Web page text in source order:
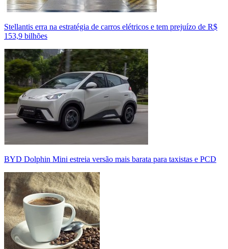
Stellantis erra na estratégia de carros elétricos e tem prejuízo de R$
153,9 bilhões
BYD Dolphin Mini estreia versão mais barata para taxistas e PCD